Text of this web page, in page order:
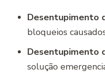
Desentupimento
bloqueios
Desentupimento
solução